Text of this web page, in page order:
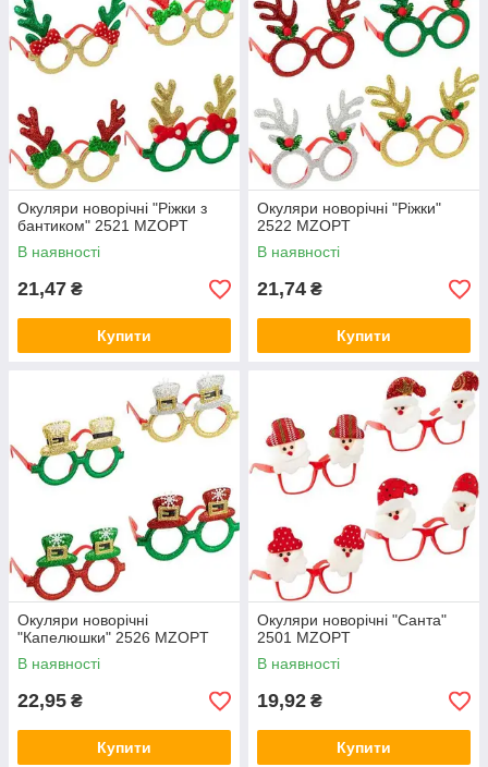
Окуляри новорічні "Ріжки з
бантиком" 2521 MZOPT
В наявності
21,47 ₴
Купити
Окуляри новорічні "Ріжки"
2522 MZOPT
В наявності
21,74 ₴
Купити
Окуляри новорічні
"Капелюшки" 2526 MZOPT
В наявності
22,95 ₴
Купити
Окуляри новорічні "Санта"
2501 MZOPT
В наявності
19,92 ₴
Купити